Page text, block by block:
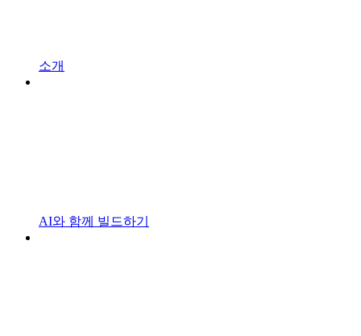
소개
AI와 함께 빌드하기